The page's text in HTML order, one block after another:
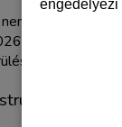
engedélyezi
csupán
ban már nem
is rontja. A